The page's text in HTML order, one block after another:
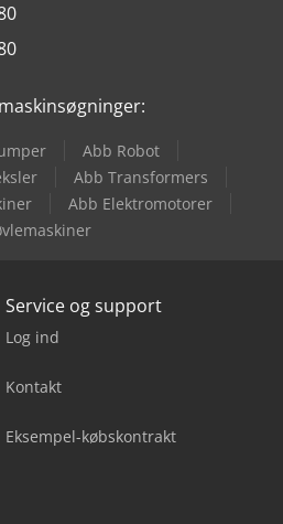
Abb Robot
Abb Transformers
Abb Elektromotorer
Service og support
Log ind
Kontakt
Eksempel-købskontrakt